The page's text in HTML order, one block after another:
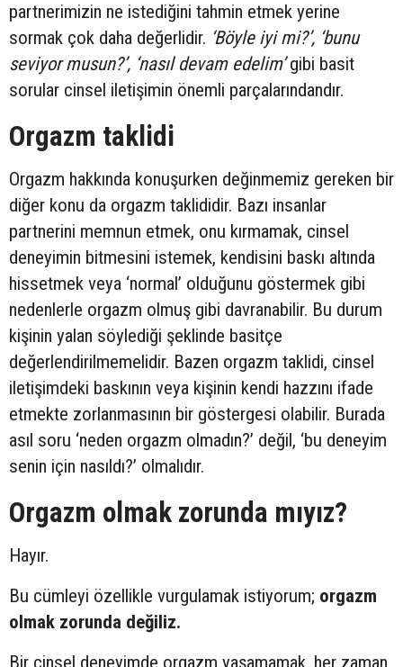
partnerimizin ne istediğini tahmin etmek yerine
sormak çok daha değerlidir. ‘Böyle iyi mi?’, ‘bunu
seviyor musun?’, ‘nasıl devam edelim’gibi basit
sorular cinsel iletişimin önemli parçalarındandır.
Orgazm taklidi
Orgazm hakkında konuşurken değinmemiz gereken bir
diğer konu da orgazm taklididir. Bazı insanlar
partnerini memnun etmek, onu kırmamak, cinsel
deneyimin bitmesini istemek, kendisini baskı altında
hissetmek veya ‘normal’ olduğunu göstermek gibi
nedenlerle orgazm olmuş gibi davranabilir. Bu durum
kişinin yalan söylediği şeklinde basitçe
değerlendirilmemelidir. Bazen orgazm taklidi, cinsel
iletişimdeki baskının veya kişinin kendi hazzını ifade
etmekte zorlanmasının bir göstergesi olabilir. Burada
asıl soru ‘neden orgazm olmadın?’ değil, ‘bu deneyim
senin için nasıldı?’ olmalıdır.
Orgazm olmak zorunda mıyız?
Hayır.
Bu cümleyi özellikle vurgulamak istiyorum; orgazm
olmak zorunda değiliz.
Bir cinsel deneyimde orgazm yaşamamak, her zaman